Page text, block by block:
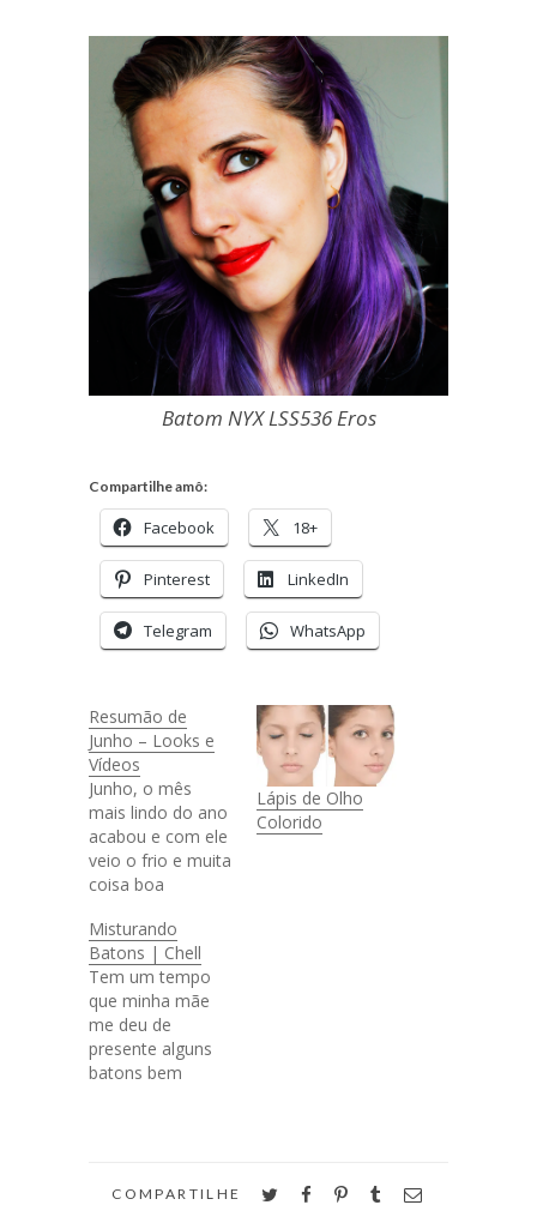
Batom NYX LSS536 Eros
Compartilhe amô:
Facebook 18+
Pinterest LinkedIn
Telegram WhatsApp
Resumão de
Junho – Looks e
Vídeos
Junho, o mês
mais lindo do ano
acabou e com ele
veio o frio e muita
coisa boa
começo do mês
fui ver minha
família em Minas,
teve canjica e
muita comida
boa. Tive também
prova do kung fu
Lápis de Olho
Colorido
Misturando
Batons | Chell
Tem um tempo
que minha mãe
me deu de
presente alguns
batons bem
batons eu
COMPARTILHE twitterfacebookpinterest
tumblr